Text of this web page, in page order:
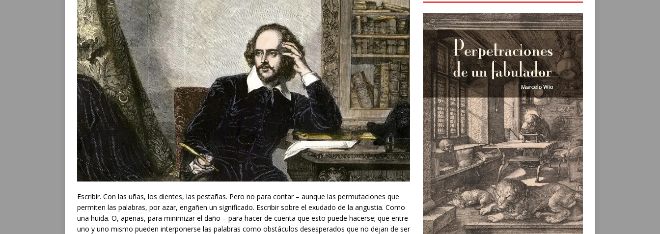
Escribir. Con las uñas, los dientes, las pestañas. Pero no para contar – aunque las permutaciones que
permiten las palabras, por azar, engañen un significado. Escribir sobre el exudado de la angustia. Como
una huida. O, apenas, para minimizar el daño – para hacer de cuenta que esto puede hacerse; que entre
uno y uno mismo pueden interponerse las palabras como obstáculos desesperados que no dejan de ser